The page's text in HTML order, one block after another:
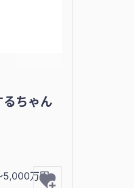
ちゃん
5,000万円